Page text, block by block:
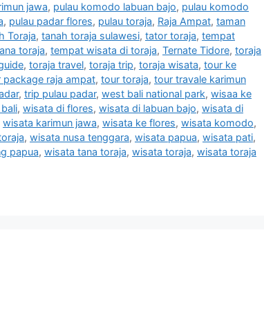
jawa, pulau komodo labuan bajo, pulau komodo
, pulau padar flores, pulau toraja, Raja Ampat, taman
Toraja, tanah toraja sulawesi, tator toraja, tempat
toraja, tempat wisata di toraja, Ternate Tidore, toraja
, toraja travel, toraja trip, toraja wisata, tour ke
package raja ampat, tour toraja, tour travale karimun
, trip pulau padar, west bali national park, wisaa ke
, wisata di flores, wisata di labuan bajo, wisata di
wisata karimun jawa, wisata ke flores, wisata komodo,
, wisata nusa tenggara, wisata papua, wisata pati,
papua, wisata tana toraja, wisata toraja, wisata toraja